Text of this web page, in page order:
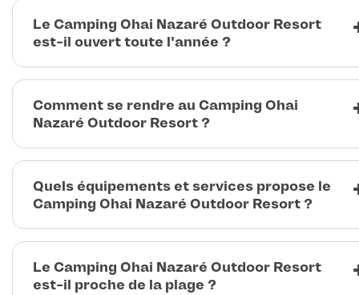
Le Camping Ohai Nazaré Outdoor Resort
est-il ouvert toute l'année ?
Comment se rendre au Camping Ohai
Nazaré Outdoor Resort ?
Quels équipements et services propose le
Camping Ohai Nazaré Outdoor Resort ?
Le Camping Ohai Nazaré Outdoor Resort
est-il proche de la plage ?